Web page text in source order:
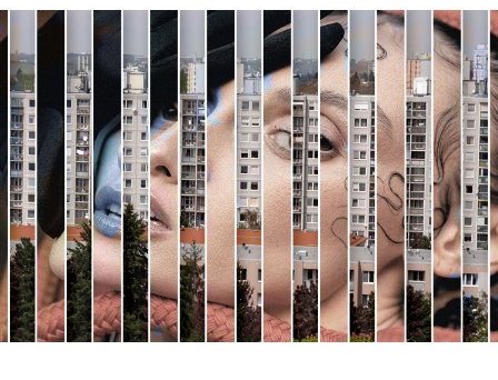
Vše o ČT